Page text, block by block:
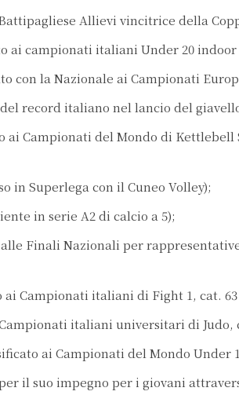
Allievi vincitrice della
ai campionati italiani Under 20
con la Nazionale ai Campionati
record italiano nel lancio del
ai Campionati del Mondo di
in Superlega con il Cuneo Volley);
in serie A2 di calcio a 5);
Finali Nazionali per
ai Campionati italiani di Fight 1, cat. 63
italiani universitari di Judo,
ai Campionati del Mondo Under
il suo impegno per i giovani